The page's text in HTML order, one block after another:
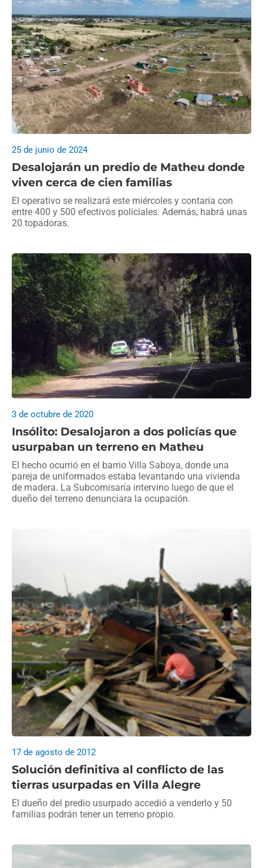
Desalojarán un predio de Matheu donde
viven cerca de cien familias
25 de junio de 2024
El operativo se realizará este miércoles y contaría con
entre 400 y 500 efectivos policiales. Además, habrá unas
20 topadoras.
Insólito: Desalojaron a dos policías que
usurpaban un terreno en Matheu
3 de octubre de 2020
El hecho ocurrió en el barrio Villa Saboya, donde una
pareja de uniformados estaba levantando una vivienda
de madera. La Subcomisaría intervino luego de que el
dueño del terreno denunciara la ocupación.
Solución definitiva al conflicto de las
tierras usurpadas en Villa Alegre
17 de agosto de 2012
El dueño del predio usurpado accedió a venderlo y 50
familias podrán tener un terreno propio.